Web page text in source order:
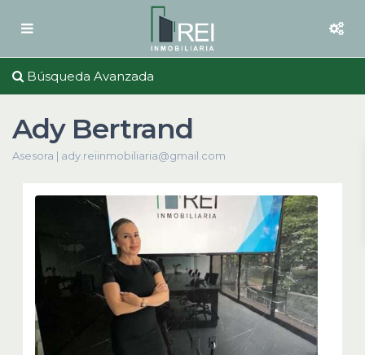
Búsqueda Avanzada
Ady Bertrand
Asesora | ady.reiinmobiliaria@gmail.com